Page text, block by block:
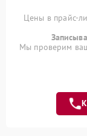
Замена
осушителя
Замена
управления
мейн платы)
Цены в прайс-
Мы проверим